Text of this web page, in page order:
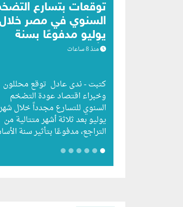
توقعات بتسارع
السنوي في مصر
يوليو مدفوعًا بسنة
الأساس
منذ 8 ساعات
كتبت - ندى عادل توقع محللون
وخبراء اقتصاد عودة التضخم
السنوي للتسارع مجدداً خلال
يوليو بعد ثلاثة أشهر متتالية من
التراجع، مدفوعًا بتأثير سنة